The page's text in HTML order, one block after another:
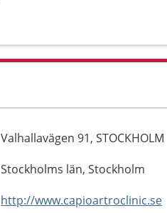
Valhallavägen 91, STOCKHOLM
Stockholms län, Stockholm
http://www.capioartroclinic.se